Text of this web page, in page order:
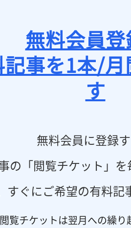
無料会員
記事を1本/
す
無料会員に登録
の「閲覧チケット」
すぐにご希望の有料記
覧チケットは翌月への繰り